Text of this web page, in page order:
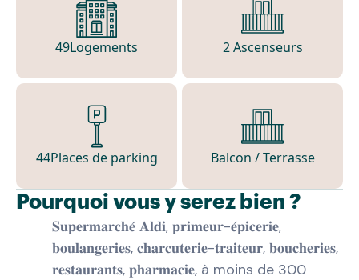
49Logements 2 Ascenseurs
44Places de parking Balcon / Terrasse
Pourquoi vous y serez bien ?
𝐒𝐮𝐩𝐞𝐫𝐦𝐚𝐫𝐜𝐡𝐞́ 𝐀𝐥𝐝𝐢, 𝐩𝐫𝐢𝐦𝐞𝐮𝐫-𝐞́𝐩𝐢𝐜𝐞𝐫𝐢𝐞,
𝐛𝐨𝐮𝐥𝐚𝐧𝐠𝐞𝐫𝐢𝐞𝐬, 𝐜𝐡𝐚𝐫𝐜𝐮𝐭𝐞𝐫𝐢𝐞-𝐭𝐫𝐚𝐢𝐭𝐞𝐮𝐫, 𝐛𝐨𝐮𝐜𝐡𝐞𝐫𝐢𝐞𝐬,
𝐫𝐞𝐬𝐭𝐚𝐮𝐫𝐚𝐧𝐭𝐬, 𝐩𝐡𝐚𝐫𝐦𝐚𝐜𝐢𝐞, à moins de 300